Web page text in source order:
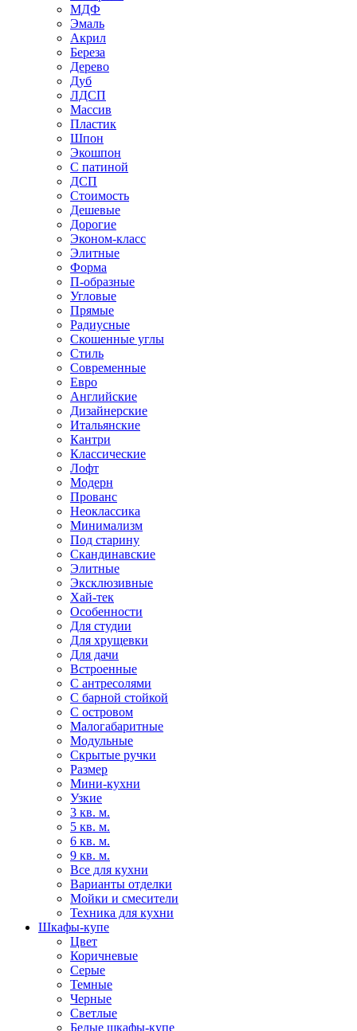
МДФ
Эмаль
Акрил
Береза
Дерево
Дуб
ЛДСП
Массив
Пластик
Шпон
Экошпон
С патиной
ДСП
Стоимость
Дешевые
Дорогие
Эконом-класс
Элитные
Форма
П-образные
Угловые
Прямые
Радиусные
Скошенные углы
Стиль
Современные
Евро
Английские
Дизайнерские
Итальянские
Кантри
Классические
Лофт
Модерн
Прованс
Неоклассика
Минимализм
Под старину
Скандинавские
Элитные
Эксклюзивные
Хай-тек
Особенности
Для студии
Для хрущевки
Для дачи
Встроенные
С антресолями
С барной стойкой
С островом
Малогабаритные
Модульные
Скрытые ручки
Размер
Мини-кухни
Узкие
3 кв. м.
5 кв. м.
6 кв. м.
9 кв. м.
Все для кухни
Варианты отделки
Мойки и смесители
Техника для кухни
Шкафы-купе
Цвет
Коричневые
Серые
Темные
Черные
Светлые
Белые шкафы-купе